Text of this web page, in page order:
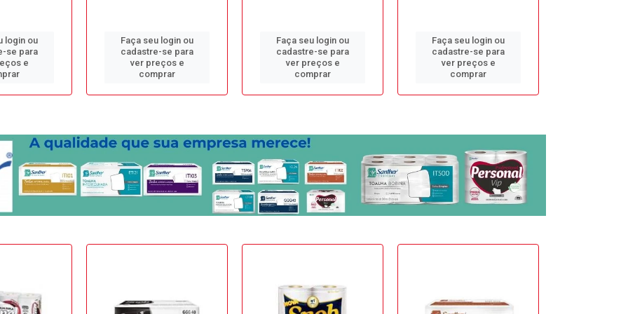
login ou
se para
e
Faça seu login ou
cadastre-se para
ver preços e
comprar
Faça seu login ou
cadastre-se para
ver preços e
comprar
Faça seu login ou
cadastre-se para
ver preços e
comprar